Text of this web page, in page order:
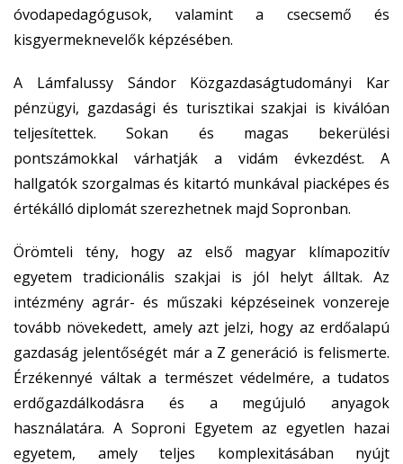
óvodapedagógusok, valamint a csecsemő és
kisgyermeknevelők képzésében.
A Lámfalussy Sándor Közgazdaságtudományi Kar
pénzügyi, gazdasági és turisztikai szakjai is kiválóan
teljesítettek. Sokan és magas bekerülési
pontszámokkal várhatják a vidám évkezdést. A
hallgatók szorgalmas és kitartó munkával piacképes és
értékálló diplomát szerezhetnek majd Sopronban.
Örömteli tény, hogy az első magyar klímapozitív
egyetem tradicionális szakjai is jól helyt álltak. Az
intézmény agrár- és műszaki képzéseinek vonzereje
tovább növekedett, amely azt jelzi, hogy az erdőalapú
gazdaság jelentőségét már a Z generáció is felismerte.
Érzékennyé váltak a természet védelmére, a tudatos
erdőgazdálkodásra és a megújuló anyagok
használatára. A Soproni Egyetem az egyetlen hazai
egyetem, amely teljes komplexitásában nyújt